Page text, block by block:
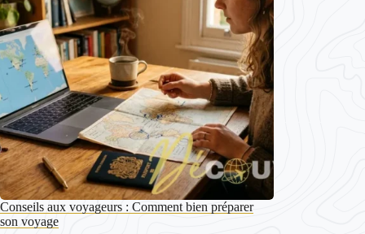
Conseils aux voyageurs : Comment bien préparer
son voyage